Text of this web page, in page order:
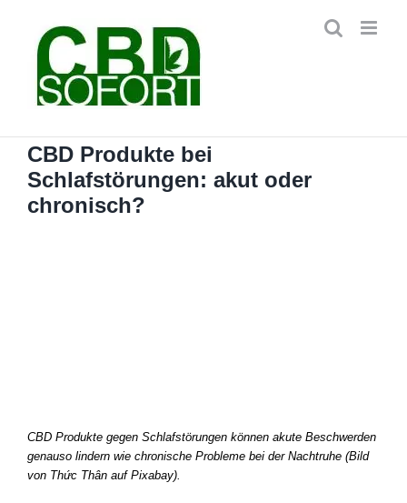
springen
CBD Produkte bei
Schlafstörungen: akut oder
chronisch?
CBD Produkte gegen Schlafstörungen können akute Beschwerden
genauso lindern wie chronische Probleme bei der Nachtruhe (Bild
von Thức Thân auf Pixabay).